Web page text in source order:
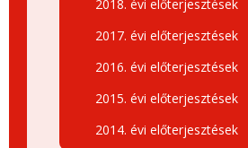
2018. évi előterjesztések
2017. évi előterjesztések
2016. évi előterjesztések
2015. évi előterjesztések
2014. évi előterjesztések